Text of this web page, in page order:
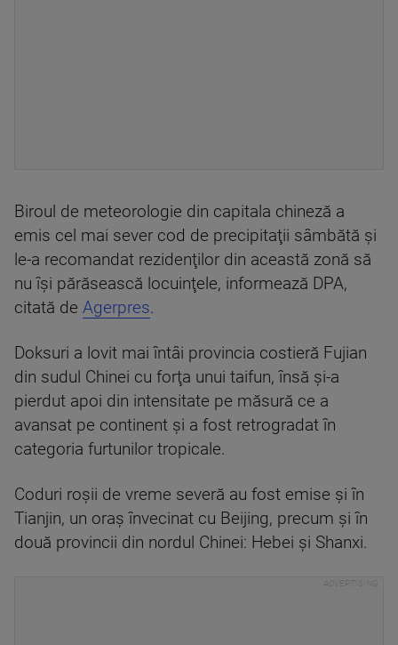
Biroul de meteorologie din capitala chineză a
emis cel mai sever cod de precipitaţii sâmbătă şi
le-a recomandat rezidenţilor din această zonă să
nu îşi părăsească locuinţele, informează DPA,
citată de Agerpres.
Doksuri a lovit mai întâi provincia costieră Fujian
din sudul Chinei cu forţa unui taifun, însă şi-a
pierdut apoi din intensitate pe măsură ce a
avansat pe continent şi a fost retrogradat în
categoria furtunilor tropicale.
Coduri roşii de vreme severă au fost emise şi în
Tianjin, un oraş învecinat cu Beijing, precum şi în
două provincii din nordul Chinei: Hebei şi Shanxi.